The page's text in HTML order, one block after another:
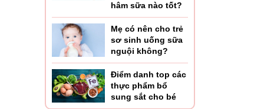
hâm sữa nào tốt?
Mẹ có nên cho trẻ
sơ sinh uống sữa
nguội không?
Điểm danh top các
thực phẩm bổ
sung sắt cho bé